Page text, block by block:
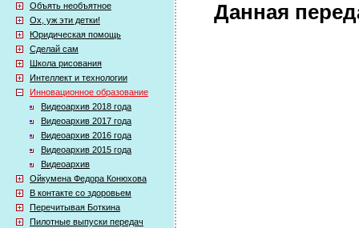
Объять необъятное
Ох, уж эти детки!
Юридическая помощь
Сделай сам
Школа рисования
Интеллект и технологии
Инновационное образование
Видеоархив 2018 года
Видеоархив 2017 года
Видеоархив 2016 года
Видеоархив 2015 года
Видеоархив
Ойкумена Федора Конюхова
В контакте со здоровьем
Перечитывая Боткина
Пилотные выпуски передач
Данная